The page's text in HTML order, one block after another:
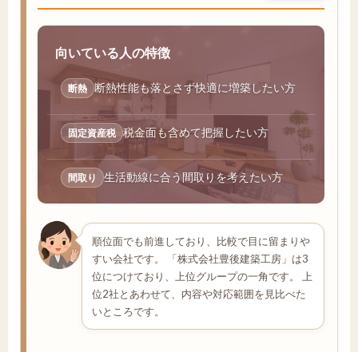
向いている人の特徴
断熱 断熱性能も落とさず快適に増築したい方
固定資産税 税金面も含めて把握したい方
間取り 生活動線に合う間取りを考えたい方
順位面でも前進しており、比較で目に留まりや
すい会社です。 「株式会社豊後建築工房」は3
位につけており、上位グループの一角です。 上
位2社とあわせて、内容や対応範囲を見比べた
いところです。